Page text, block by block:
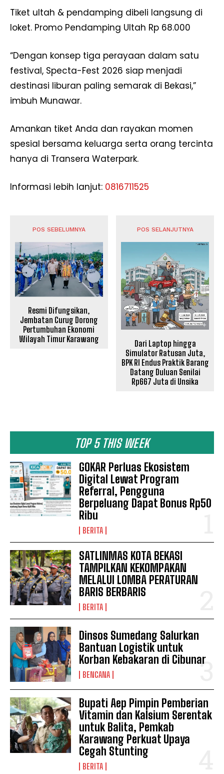
News Week
Magazine PRO
TOP 5 THIS WEEK
GOKAR Perluas Ekosistem
Digital Lewat Program
Referral, Pengguna
Berpeluang Dapat Bonus Rp50
Ribu
BERITA
SATLINMAS KOTA BEKASI
TAMPILKAN KEKOMPAKAN
MELALUI LOMBA PERATURAN
BARIS BERBARIS
BERITA
Dinsos Sumedang Salurkan
Bantuan Logistik untuk
Korban Kebakaran di Cibunar
BENCANA
Bupati Aep Pimpin Pemberian
Vitamin dan Kalsium Serentak
untuk Balita, Pemkab
Karawang Perkuat Upaya
Cegah Stunting
BERITA
Tiket ultah & pendamping dibeli langsung di
loket. Promo Pendamping Ultah Rp 68.000
“Dengan konsep tiga perayaan dalam satu
festival, Specta-Fest 2026 siap menjadi
destinasi liburan paling semarak di Bekasi,”
imbuh Munawar.
Amankan tiket Anda dan rayakan momen
spesial bersama keluarga serta orang tercinta
hanya di Transera Waterpark.
Informasi lebih lanjut: 0816711525
POS SEBELUMNYA
Resmi Difungsikan,
Jembatan Curug Dorong
Pertumbuhan Ekonomi
Wilayah Timur Karawang
POS SELANJUTNYA
Dari Laptop hingga
Simulator Ratusan Juta,
BPK RI Endus Praktik Barang
Datang Duluan Senilai
Rp667 Juta di Unsika